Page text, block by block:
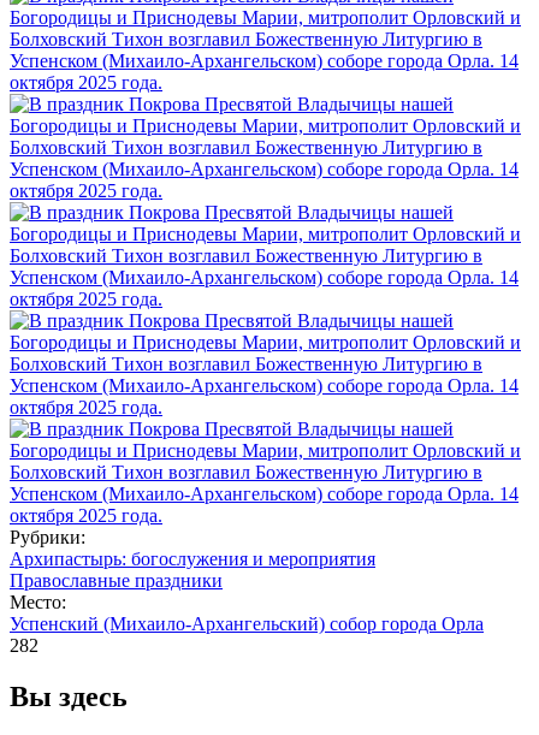
Рубрики:
Архипастырь: богослужения и мероприятия
Православные праздники
Место:
Успенский (Михаило-Архангельский) собор города Орла
282
Вы здесь